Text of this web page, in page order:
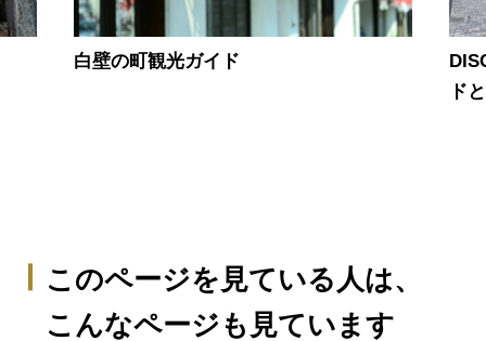
白壁の町観光ガイド
ド
このページを見ている人は、
こんなページも見ています